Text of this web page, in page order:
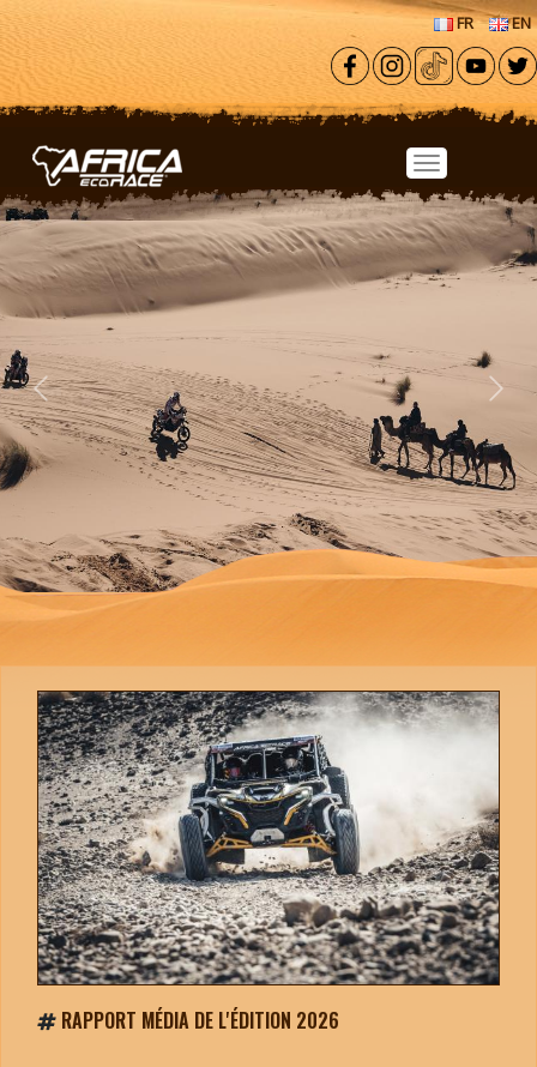
Aller au contenu principal
FR EN
Previous Next
RAPPORT MÉDIA DE L'ÉDITION 2026